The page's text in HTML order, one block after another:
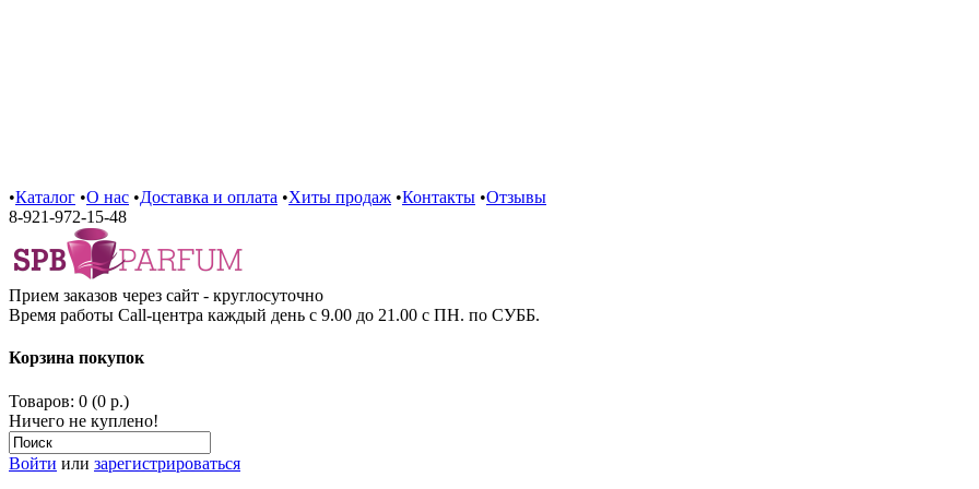
•Каталог •О нас •Доставка и оплата •Хиты продаж •Контакты •Отзывы
8-921-972-15-48
Прием заказов через сайт - круглосуточно
Время работы Call-центра каждый день с 9.00 до 21.00 с ПН. по СУББ.
Корзина покупок
Товаров: 0 (0 р.)
Ничего не куплено!
Войти или зарегистрироваться